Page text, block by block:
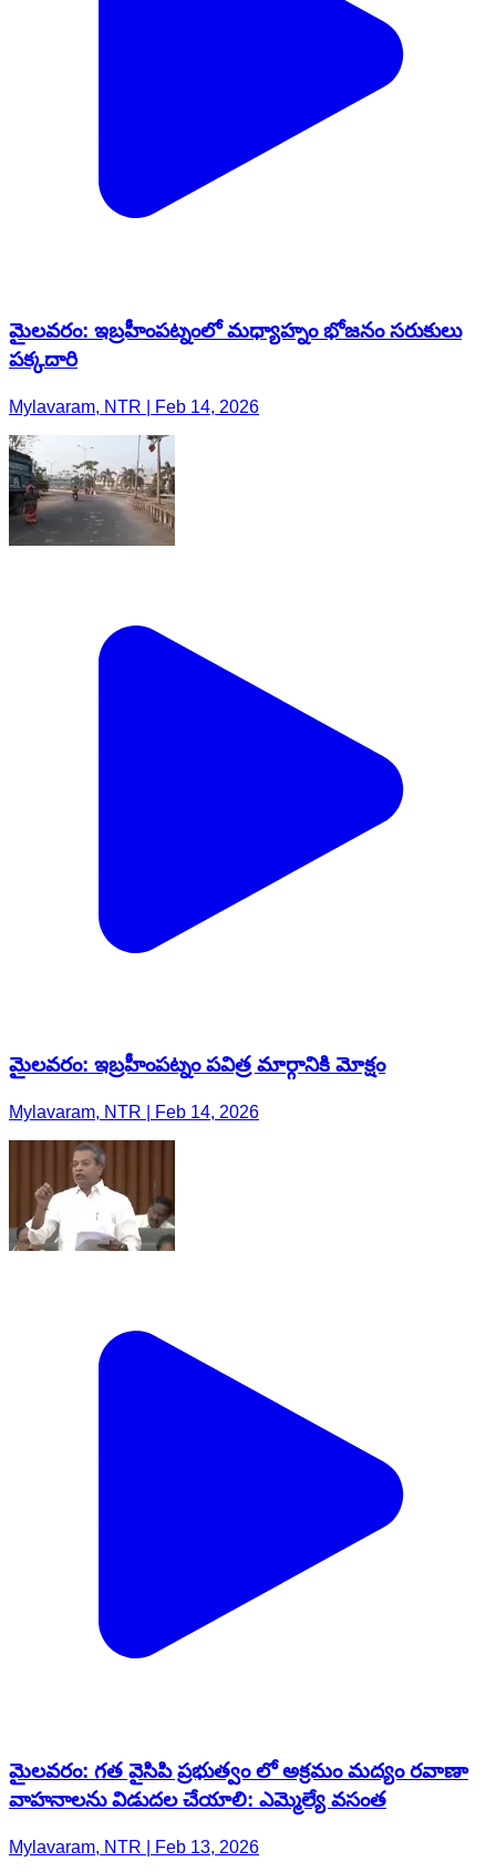
మైలవరం: ఇబ్రహీంపట్నంలో మధ్యాహ్నం భోజనం సరుకులు
పక్కదారి
Mylavaram, NTR | Feb 14, 2026
మైలవరం: ఇబ్రహీంపట్నం పవిత్ర మార్గానికి మోక్షం
Mylavaram, NTR | Feb 14, 2026
మైలవరం: గత వైసిపి ప్రభుత్వం లో అక్రమం మద్యం రవాణా
వాహనాలను విడుదల చేయాలి: ఎమ్మెల్యే వసంత
Mylavaram, NTR | Feb 13, 2026